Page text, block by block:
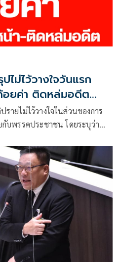
ไม่ไว้วางใจวันแรก
อยค่า ติดหล่มอดีต
ายไม่ไว้วางใจในส่วนของการ
บพรรคประชาชน โดยระบุว่า